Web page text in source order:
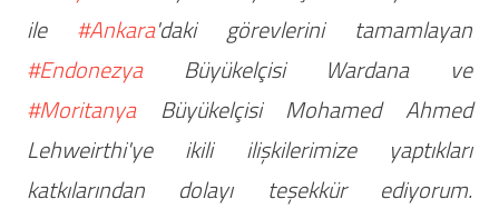
ile #Ankara'daki görevlerini tamamlayan
#EndonezyaBüyükelçisi Wardana ve
#MoritanyaBüyükelçisi Mohamed Ahmed
Lehweirthi'ye ikili ilişkilerimize yaptıkları
katkılarından dolayı teşekkür ediyorum.